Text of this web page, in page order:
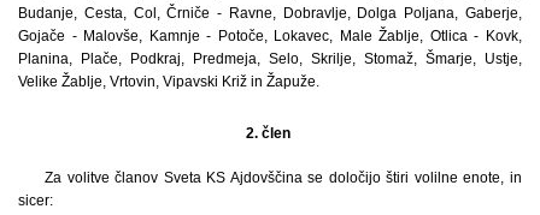
Budanje, Cesta, Col, Črniče - Ravne, Dobravlje, Dolga Poljana, Gaberje,
Gojače - Malovše, Kamnje - Potoče, Lokavec, Male Žablje, Otlica - Kovk,
Planina, Plače, Podkraj, Predmeja, Selo, Skrilje, Stomaž, Šmarje, Ustje,
Velike Žablje, Vrtovin, Vipavski Križ in Žapuže.
2. člen
Za volitve članov Sveta KS Ajdovščina se določijo štiri volilne enote, in
sicer: